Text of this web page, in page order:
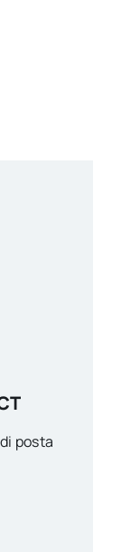
posta